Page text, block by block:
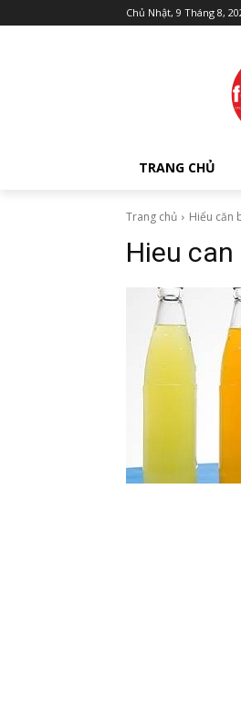
Chủ Nhật, 9 Tháng 8,
TRANG CHỦ
Trang chủ Hiểu căn
Hieu